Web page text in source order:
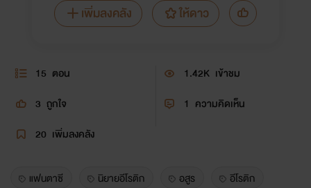
เพิ่มลงคลัง
ให้ดาว
15 ตอน 1.42K เข้าชม
3 ถูกใจ 1 ความคิดเห็น
20 เพิ่มลงคลัง
แฟนตาซี นิยายอีโรติก อสูร
อีโรติก